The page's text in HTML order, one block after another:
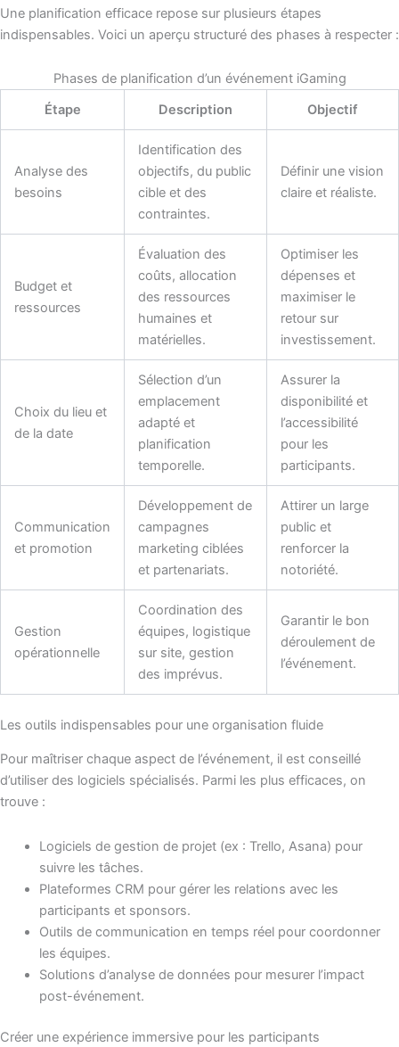
Une planification efficace repose sur plusieurs étapes
indispensables. Voici un aperçu structuré des phases à respecter :
Phases de planification d’un événement iGaming
Étape
Description Objectif
Analyse des
besoins
Identification des
objectifs, du public
cible et des
contraintes.
Définir une vision
claire et réaliste.
Budget et
ressources
Évaluation des
coûts, allocation
des ressources
humaines et
matérielles.
Optimiser les
dépenses et
maximiser le
retour sur
investissement.
Choix du lieu et
de la date
Sélection d’un
emplacement
adapté et
planification
temporelle.
Assurer la
disponibilité et
l’accessibilité
pour les
participants.
Communication
et promotion
Développement de
campagnes
marketing ciblées
et partenariats.
Attirer un large
public et
renforcer la
notoriété.
Gestion
opérationnelle
Coordination des
équipes, logistique
sur site, gestion
des imprévus.
Garantir le bon
déroulement de
l’événement.
Les outils indispensables pour une organisation fluide
Pour maîtriser chaque aspect de l’événement, il est conseillé
d’utiliser des logiciels spécialisés. Parmi les plus efficaces, on
trouve :
Logiciels de gestion de projet (ex : Trello, Asana) pour
suivre les tâches.
Plateformes CRM pour gérer les relations avec les
participants et sponsors.
Outils de communication en temps réel pour coordonner
les équipes.
Solutions d’analyse de données pour mesurer l’impact
post-événement.
Créer une expérience immersive pour les participants